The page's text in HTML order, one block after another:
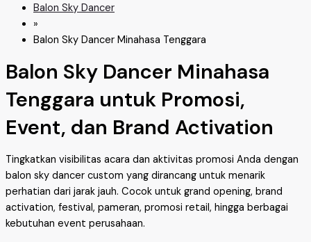
Balon Sky Dancer
»
Balon Sky Dancer Minahasa Tenggara
Balon Sky Dancer Minahasa
Tenggara untuk Promosi,
Event, dan Brand Activation
Tingkatkan visibilitas acara dan aktivitas promosi Anda dengan
balon sky dancer custom yang dirancang untuk menarik
perhatian dari jarak jauh. Cocok untuk grand opening, brand
activation, festival, pameran, promosi retail, hingga berbagai
kebutuhan event perusahaan.